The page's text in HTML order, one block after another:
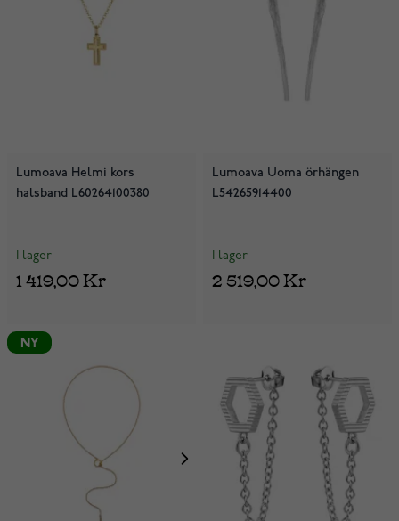
Lumoava Helmi kors
halsband L60264100380
I lager
1 419,00 Kr
Lumoava Uoma örhängen
L54265914400
I lager
2 519,00 Kr
NY